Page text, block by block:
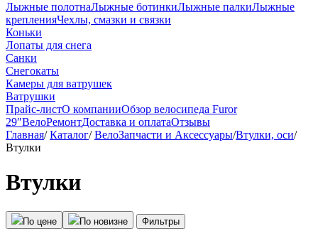
Лыжные полотнаЛыжные ботинкиЛыжные палкиЛыжные
крепленияЧехлы, смазки и связки
Коньки
Лопаты для снега
Санки
Снегокаты
Камеры для ватрушек
Ватрушки
Прайс-листО компанииОбзор велосипеда Furor
29″ВелоРемонтДоставка и оплатаОтзывы
Главная/ Каталог/ ВелоЗапчасти и Аксессуары/Втулки, оси/
Втулки
Втулки
По цене По новизне Фильтры